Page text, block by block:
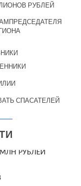
РУБЛЕЙ
СПАСАТЕЛЕЙ
РУБЛЕЙ